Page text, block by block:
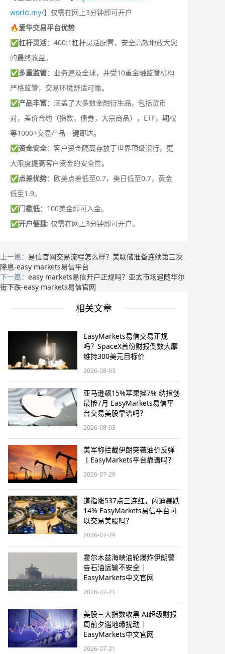
world.my/】仅需在网上3分钟即可开户
🔥爱华交易平台优势
✅杠杆灵活：400:1杠杆灵活配置，安全高效地放大您
的最终收益。
✅多重监管：业务遍及全球，并受10重金融监管机构
严格监管，交易环境舒适可靠。
✅产品丰富：涵盖了大多数金融衍生品，包括货币
对，差价合约（指数，债券，大宗商品），ETF，期权
等1000+交易产品一键即达。
✅资金安全：客户资金隔离存放于世界顶级银行，更
大限度提高客户资金的安全性。
✅点差优势：欧美点差低至0.7，美日低至0.7，黄金
低至1.9。
✅门槛低：100美金即可入金。
✅开户便捷: 仅需在网上3分钟即可开户。
上一篇： 易信官网交易流程怎么样？美联储准备连续第三次
降息-easy markets易信平台
下一篇： easy markets易信开户正规吗？亚太市场追随华尔
街下跌-easy markets易信官网
相关文章
EasyMarkets易信交易正规
吗？SpaceX首份财报倒数大摩
维持300美元目标价
2026-08-03
亚马逊飙15%苹果挫7% 纳指创
最惨7月 EasyMarkets易信平
台交易美股靠谱吗？
2026-08-03
美军称拦截伊朗突袭油价反弹
丨EasyMarkets平台靠谱吗？
2026-07-29
道指涨537点三连红，闪迪暴跌
14% EasyMarkets易信平台可
以交易美股吗？
2026-07-29
霍尔木兹海峡油轮爆炸伊朗警
告石油运输不安全｜
EasyMarkets中文官网
2026-07-21
美股三大指数收黑 AI超级财报
周前夕遇地缘扰动｜
EasyMarkets中文官网
2026-07-21